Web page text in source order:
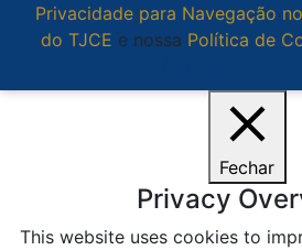
Privacidade para Navegação
do TJCE e nossa Política de
Fechar
Privacy
This website uses cookies to